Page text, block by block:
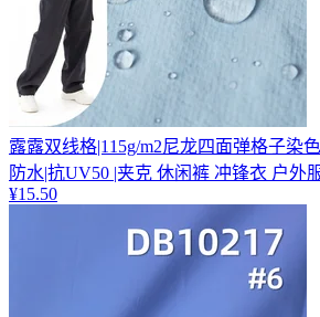
露露双线格|115g/m2尼龙四面弹格子染
防水|抗UV50 |夹克 休闲裤 冲锋衣 户外
¥15.50